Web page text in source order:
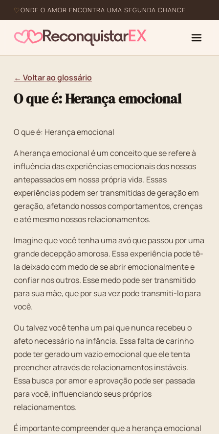
ONDE O AMOR ENCONTRA UMA SEGUNDA CHANCE
← Voltar ao glossário
O que é: Herança emocional
O que é: Herança emocional
A herança emocional é um conceito que se refere à
influência das experiências emocionais dos nossos
antepassados em nossa própria vida. Essas
experiências podem ser transmitidas de geração em
geração, afetando nossos comportamentos, crenças
e até mesmo nossos relacionamentos.
Imagine que você tenha uma avó que passou por uma
grande decepção amorosa. Essa experiência pode tê-
la deixado com medo de se abrir emocionalmente e
confiar nos outros. Esse medo pode ser transmitido
para sua mãe, que por sua vez pode transmiti-lo para
você.
Ou talvez você tenha um pai que nunca recebeu o
afeto necessário na infância. Essa falta de carinho
pode ter gerado um vazio emocional que ele tenta
preencher através de relacionamentos instáveis.
Essa busca por amor e aprovação pode ser passada
para você, influenciando seus próprios
relacionamentos.
É importante compreender que a herança emocional